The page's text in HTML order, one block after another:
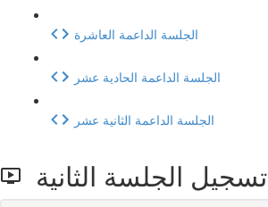
الجلسة الداعمة العاشرة
الجلسة الداعمة الحادية عشر
الجلسة الداعمة الثانية عشر
تسجيل الجلسة الثانية